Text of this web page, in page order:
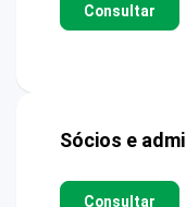
Consultar
Sócios e
Consultar